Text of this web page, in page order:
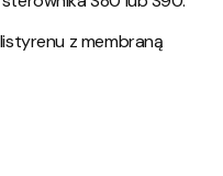
z membraną